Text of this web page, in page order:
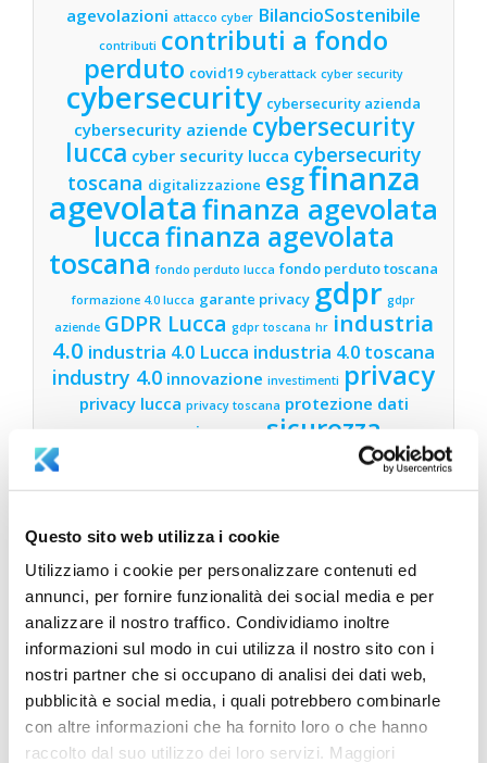
Questo sito web utilizza i cookie
Utilizziamo i cookie per personalizzare contenuti ed
annunci, per fornire funzionalità dei social media e per
analizzare il nostro traffico. Condividiamo inoltre
informazioni sul modo in cui utilizza il nostro sito con i
nostri partner che si occupano di analisi dei dati web,
pubblicità e social media, i quali potrebbero combinarle
con altre informazioni che ha fornito loro o che hanno
raccolto dal suo utilizzo dei loro servizi. Maggiori
agevolazioni attacco cyber BilancioSostenibile
contributi contributi a fondo
perduto covid19 cyberattack cyber security
cybersecurity cybersecurity azienda
cybersecurity aziende cybersecurity
lucca cyber security lucca cybersecurity
toscana digitalizzazione esgfinanza
agevolatafinanza agevolata
luccafinanza agevolata
toscana fondo perduto lucca fondo perduto toscana
formazione 4.0 lucca garante privacy gdpr gdpr
aziende GDPR Lucca gdpr toscana hr industria
4.0 industria 4.0 Lucca industria 4.0 toscana
industry 4.0 innovazione investimenti privacy
privacy lucca privacy toscana protezione dati
sicurezza
sicurezza
sicurezza informatica
sicurezza informatica lucca
sostenibilità
LATEST NEWS
Legge 132/2025: governance intelligenza
artificiale in Italia Ottobre 15, 2025
Adeguarsi alla Direttiva NIS2: Come proteggere
la tua azienda con Aksilia Suite e Cerbeyra
Luglio